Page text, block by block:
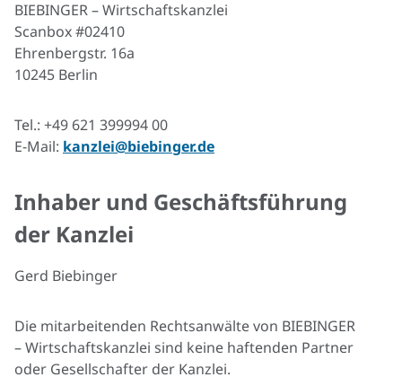
BIEBINGER – Wirtschaftskanzlei
Scanbox #02410
Ehrenbergstr. 16a
10245 Berlin
Tel.: +49 621 399994 00
E-Mail: kanzlei@biebinger.de
Inhaber und Geschäftsführung
der Kanzlei
Gerd Biebinger
Die mitarbeitenden Rechtsanwälte von BIEBINGER
– Wirtschaftskanzlei sind keine haftenden Partner
oder Gesellschafter der Kanzlei.